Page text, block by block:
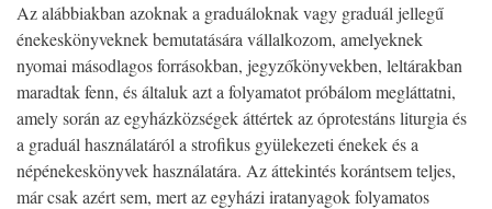
Az alábbiakban azoknak a graduáloknak vagy graduál jellegű
énekeskönyveknek bemutatására vállalkozom, amelyeknek
nyomai másodlagos forrásokban, jegyzőkönyvekben, leltárakban
maradtak fenn, és általuk azt a folyamatot próbálom megláttatni,
amely során az egyházközségek áttértek az óprotestáns liturgia és
a graduál használatáról a strofikus gyülekezeti énekek és a
népénekeskönyvek használatára. Az áttekintés korántsem teljes,
már csak azért sem, mert az egyházi iratanyagok folyamatos